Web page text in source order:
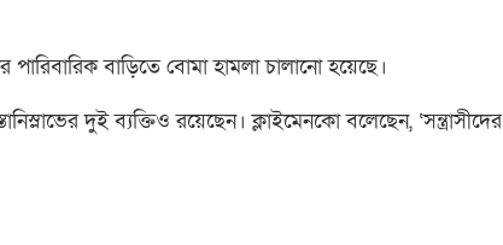
পারিবারিক বাড়িতে বোমা হামলা চালানো হয়েছে।
দুই ব্যক্তিও রয়েছেন। ক্লাইমেনকো বলেছেন, ‘সন্ত্রাসীদের